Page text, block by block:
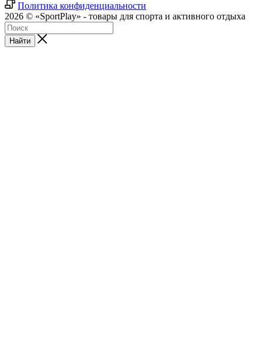
Политика конфиденциальности
2026 © «SportPlay» - товары для спорта и активного отдыха
Найти